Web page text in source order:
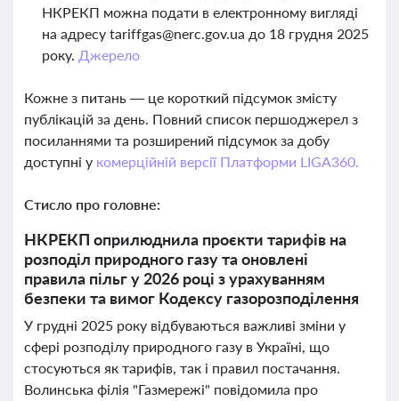
НКРЕКП можна подати в електронному вигляді
на адресу tariffgas@nerc.gov.ua до 18 грудня 2025
року. Джерело
Кожне з питань — це короткий підсумок змісту
публікацій за день. Повний список першоджерел з
посиланнями та розширений підсумок за добу
доступні у комерційній версії Платформи LIGA360.
Стисло про головне:
НКРЕКП оприлюднила проєкти тарифів на
розподіл природного газу та оновлені
правила пільг у 2026 році з урахуванням
безпеки та вимог Кодексу газорозподілення
У грудні 2025 року відбуваються важливі зміни у
сфері розподілу природного газу в Україні, що
стосуються як тарифів, так і правил постачання.
Волинська філія "Газмережі" повідомила про